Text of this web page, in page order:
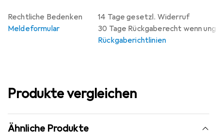
14 Tage gesetzl. Widerruf
30 Tage Rückgaberecht wenn
Rückgaberichtlinien
Rechtliche Bedenken
Meldeformular
Produkte vergleichen
Ähnliche Produkte